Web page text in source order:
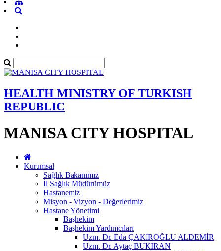
HEALTH MINISTRY OF TURKISH
REPUBLIC
MANISA CITY HOSPITAL
Kurumsal
Sağlık Bakanımız
İl Sağlık Müdürümüz
Hastanemiz
Misyon - Vizyon - Değerlerimiz
Hastane Yönetimi
Başhekim
Başhekim Yardımcıları
Uzm. Dr. Eda ÇAKIROĞLU ALDEMİR
Uzm. Dr. Aytaç BUKIRAN